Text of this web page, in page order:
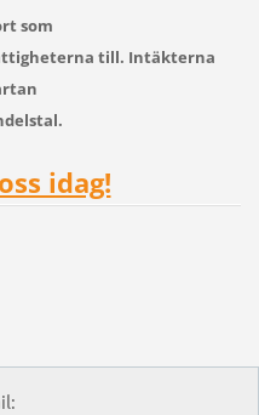
som
till. Intäkterna
idag!